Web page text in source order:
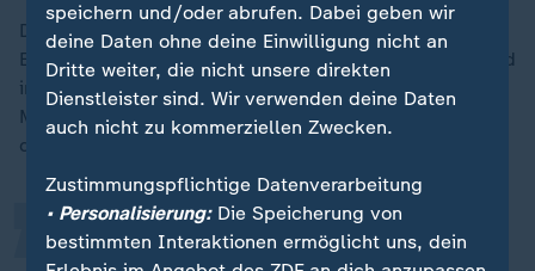
Die momentane Beliebtheit der Methode erklären sich
Experten unter anderem mit der Sicherheit, die Bargeld
in unsicheren Zeiten vermitteln kann. Manche
Menschen sind aber möglicherweise auch einfach von
digitalen Methoden abgeschreckt.
Ich könnte mir vorstellen, dass viele
„
speichern und/oder abrufen. Dabei geben wir
deine Daten ohne deine Einwilligung nicht an
Dritte weiter, die nicht unsere direkten
Dienstleister sind. Wir verwenden deine Daten
auch nicht zu kommerziellen Zwecken.
Zustimmungspflichtige Datenverarbeitung
• Personalisierung:Die Speicherung von
bestimmten Interaktionen ermöglicht uns, dein